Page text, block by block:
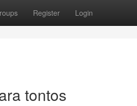
Register Login
tontos